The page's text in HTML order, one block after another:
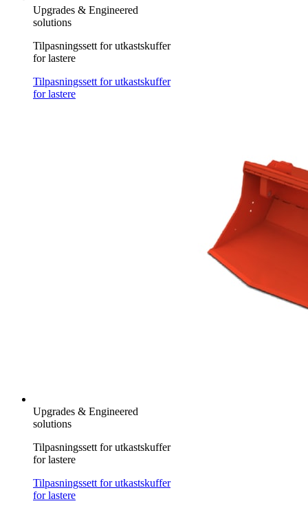
Upgrades & Engineered
solutions
Tilpasningssett for utkastskuffer
for lastere
Tilpasningssett for utkastskuffer
for lastere
Upgrades & Engineered
solutions
Tilpasningssett for utkastskuffer
for lastere
Tilpasningssett for utkastskuffer
for lastere